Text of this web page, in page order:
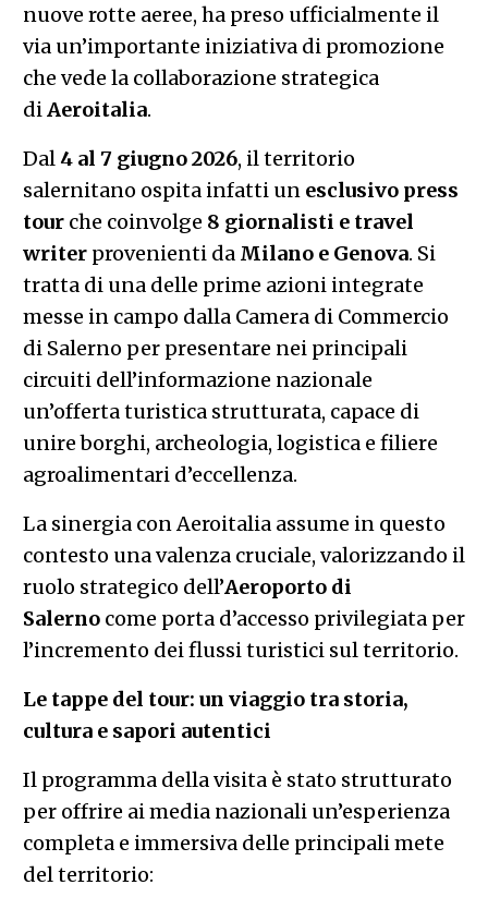
nuove rotte aeree, ha preso ufficialmente il
via un’importante iniziativa di promozione
che vede la collaborazione strategica
diAeroitalia.
Dal 4 al 7 giugno 2026, il territorio
salernitano ospita infatti un esclusivo press
tourche coinvolge 8 giornalisti e travel
writerprovenienti da Milano e Genova. Si
tratta di una delle prime azioni integrate
messe in campo dalla Camera di Commercio
di Salerno per presentare nei principali
circuiti dell’informazione nazionale
un’offerta turistica strutturata, capace di
unire borghi, archeologia, logistica e filiere
agroalimentari d’eccellenza.
La sinergia con Aeroitalia assume in questo
contesto una valenza cruciale, valorizzando il
ruolo strategico dell’Aeroporto di
Salernocome porta d’accesso privilegiata per
l’incremento dei flussi turistici sul territorio.
Le tappe del tour: un viaggio tra storia,
cultura e sapori autentici
Il programma della visita è stato strutturato
per offrire ai media nazionali un’esperienza
completa e immersiva delle principali mete
del territorio: